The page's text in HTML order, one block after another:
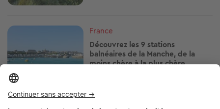
Image
France
Découvrez les 9 stations
balnéaires de la Manche, de la
moins chère à la plus chère
Image
France